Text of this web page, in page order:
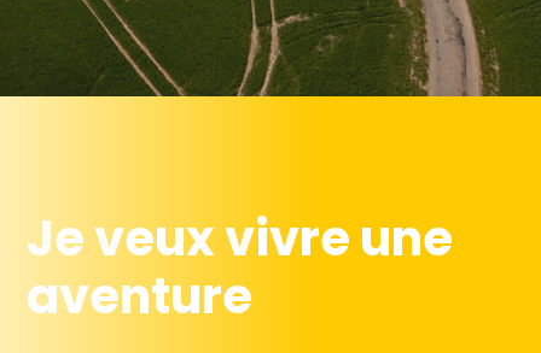
Je veux vivre une
aventure